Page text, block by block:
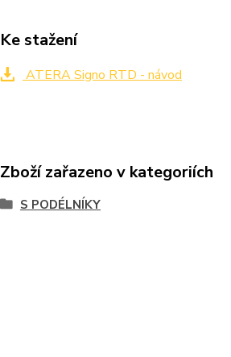
Ke stažení
ATERA Signo RTD - návod
Zboží zařazeno v kategoriích
S PODÉLNÍKY